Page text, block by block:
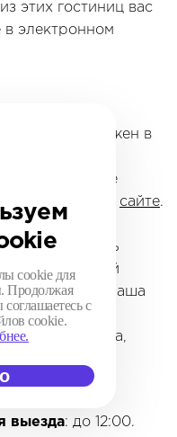
этих гостиниц вас
в электронном
расположен в
адрес:
В проживание
гостинице на сайте.
сможете
и получить
всей
наша
смогут
трансфера,
т.д.
выезда: до 12:00.
cookie для
Продолжая
с
cookie.